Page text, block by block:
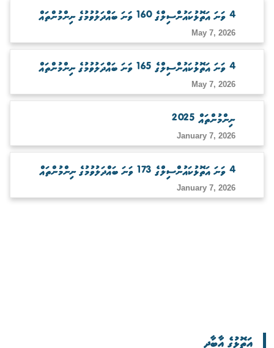
4 ވަނަ އަތޮޅުކައުންސިލްގެ 160 ވަނަ ބައްދަލުވުމުގެ ނިންމުންތައް
May 7, 2026
4 ވަނަ އަތޮޅުކައުންސިލްގެ 165 ވަނަ ބައްދަލުވުމުގެ ނިންމުންތައް
May 7, 2026
ނިންމުންތައް 2025
January 7, 2026
4 ވަނަ އަތޮޅުކައުންސިލްގެ 173 ވަނަ ބައްދަލުވުމުގެ ނިންމުންތައް
January 7, 2026